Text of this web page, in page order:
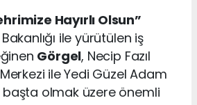
Hayırlı Olsun”
ile yürütülen iş
Görgel, Necip Fazıl
ile Yedi Güzel Adam
başta olmak üzere önemli